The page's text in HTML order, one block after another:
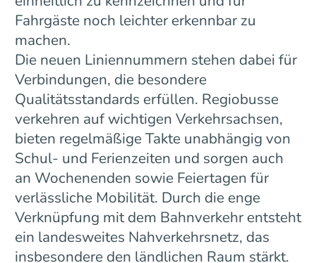
Fahrgäste noch leichter erkennbar zu
machen.
Die neuen Liniennummern stehen dabei für
Verbindungen, die besondere
Qualitätsstandards erfüllen. Regiobusse
verkehren auf wichtigen Verkehrsachsen,
bieten regelmäßige Takte unabhängig von
Schul- und Ferienzeiten und sorgen auch
an Wochenenden sowie Feiertagen für
verlässliche Mobilität. Durch die enge
Verknüpfung mit dem Bahnverkehr entsteht
ein landesweites Nahverkehrsnetz, das
insbesondere den ländlichen Raum stärkt.